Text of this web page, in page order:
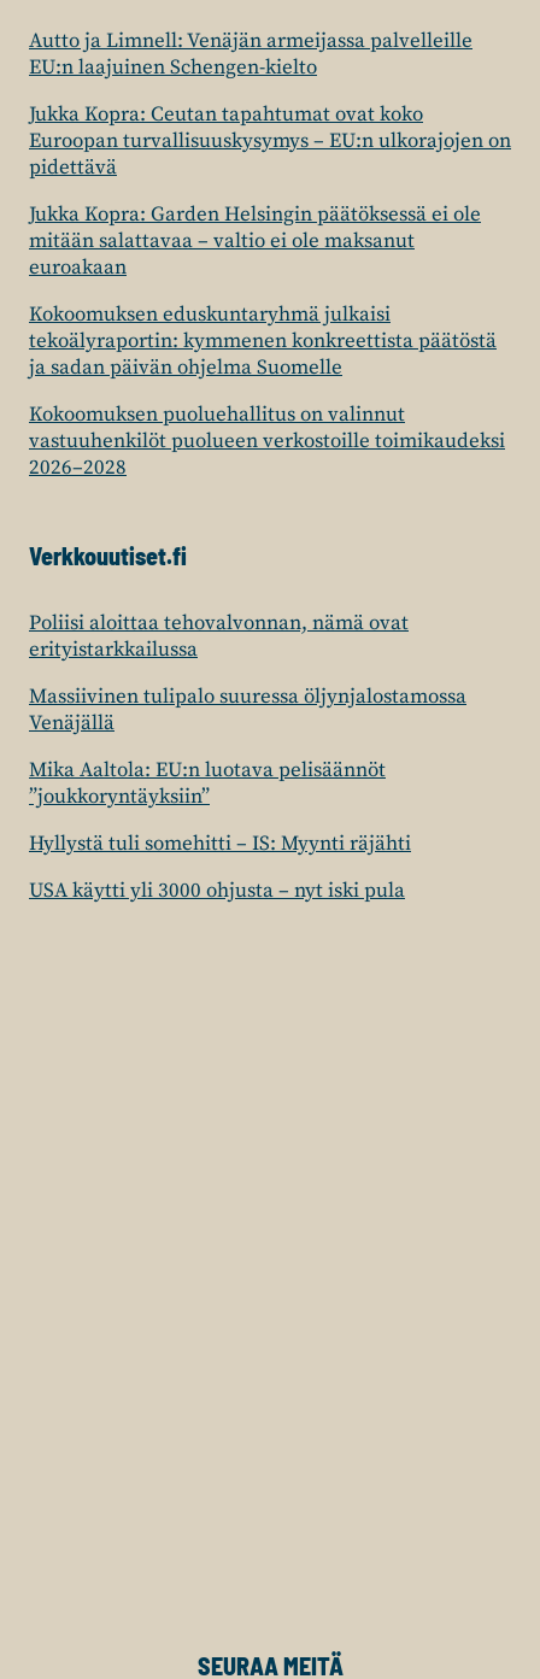
Autto ja Limnell: Venäjän armeijassa palvelleille
EU:n laajuinen Schengen-kielto
Jukka Kopra: Ceutan tapahtumat ovat koko
Euroopan turvallisuuskysymys – EU:n ulkorajojen on
pidettävä
Jukka Kopra: Garden Helsingin päätöksessä ei ole
mitään salattavaa – valtio ei ole maksanut
euroakaan
Kokoomuksen eduskuntaryhmä julkaisi
tekoälyraportin: kymmenen konkreettista päätöstä
ja sadan päivän ohjelma Suomelle
Kokoomuksen puoluehallitus on valinnut
vastuuhenkilöt puolueen verkostoille toimikaudeksi
2026–2028
Verkkouutiset.fi
Poliisi aloittaa tehovalvonnan, nämä ovat
erityistarkkailussa
Massiivinen tulipalo suuressa öljynjalostamossa
Venäjällä
Mika Aaltola: EU:n luotava pelisäännöt
”joukkoryntäyksiin”
Hyllystä tuli somehitti – IS: Myynti räjähti
USA käytti yli 3000 ohjusta – nyt iski pula
SEURAA MEITÄ